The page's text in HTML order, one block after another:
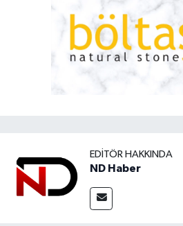
EDITÖR HAKKINDA
ND Haber